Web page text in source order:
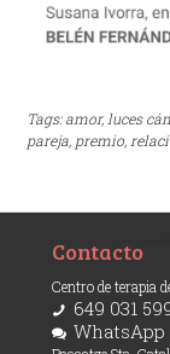
Tags:amor, luces
pareja, premio,
Contacto
Centro de terapia
649 031
WhatsApp